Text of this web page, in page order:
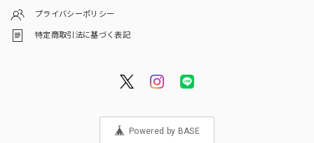
プライバシーポリシー
特定商取引法に基づく表記
Powered by BASE